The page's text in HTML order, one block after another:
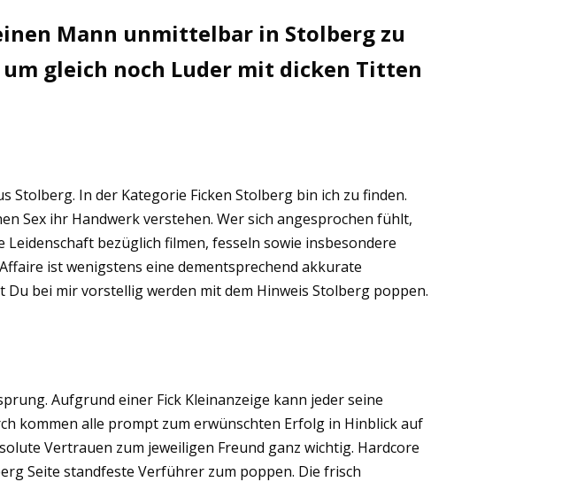
Mann unmittelbar in Stolberg zu
gleich noch Luder mit dicken Titten
Stolberg. In der Kategorie Ficken Stolberg bin ich zu finden.
Sex ihr Handwerk verstehen. Wer sich angesprochen fühlt,
bezüglich filmen, fesseln sowie insbesondere
ist wenigstens eine dementsprechend akkurate
bei mir vorstellig werden mit dem Hinweis Stolberg poppen.
Aufgrund einer Fick Kleinanzeige kann jeder seine
kommen alle prompt zum erwünschten Erfolg in Hinblick auf
Vertrauen zum jeweiligen Freund ganz wichtig. Hardcore
Seite standfeste Verführer zum poppen. Die frisch